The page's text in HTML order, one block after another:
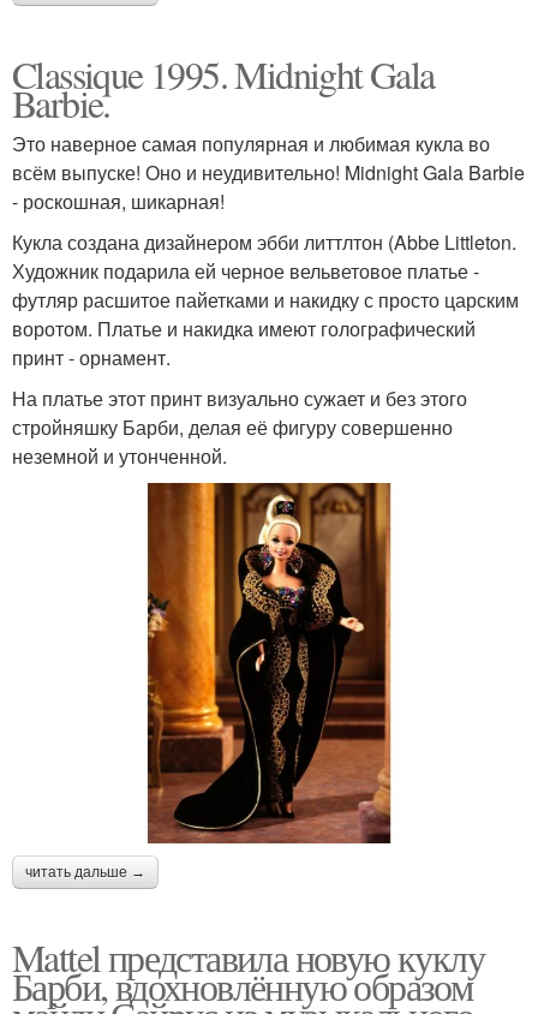
Classique 1995. Midnight Gala
Barbie.
Это наверное самая популярная и любимая кукла во
всём выпуске! Оно и неудивительно! Midnight Gala Barbie
- роскошная, шикарная!
Кукла создана дизайнером эбби литтлтон (Abbe Littleton.
Художник подарила ей черное вельветовое платье -
футляр расшитое пайетками и накидку с просто царским
воротом. Платье и накидка имеют голографический
принт - орнамент.
На платье этот принт визуально сужает и без этого
стройняшку Барби, делая её фигуру совершенно
неземной и утонченной.
читать дальше →
Mattel представила новую куклу
Барби, вдохновлённую образом